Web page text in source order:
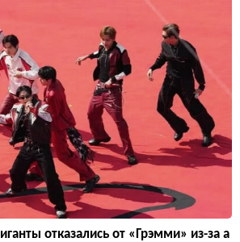
отказались от «Грэмми» из-за а